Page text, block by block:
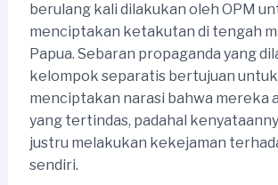
berulang kali dilakukan oleh OPM
menciptakan ketakutan di tengah
Papua. Sebaran propaganda yang
kelompok separatis bertujuan untuk
menciptakan narasi bahwa mereka
yang tertindas, padahal
justru melakukan kekejaman
sendiri.